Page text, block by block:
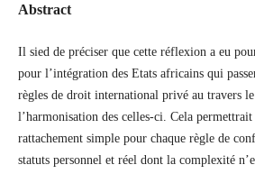
Abstract
Il sied de préciser que cette réflexion a eu
pour l’intégration des Etats africains qui
règles de droit international privé au travers
l’harmonisation des celles-ci. Cela
rattachement simple pour chaque règle de
statuts personnel et réel dont la complexité